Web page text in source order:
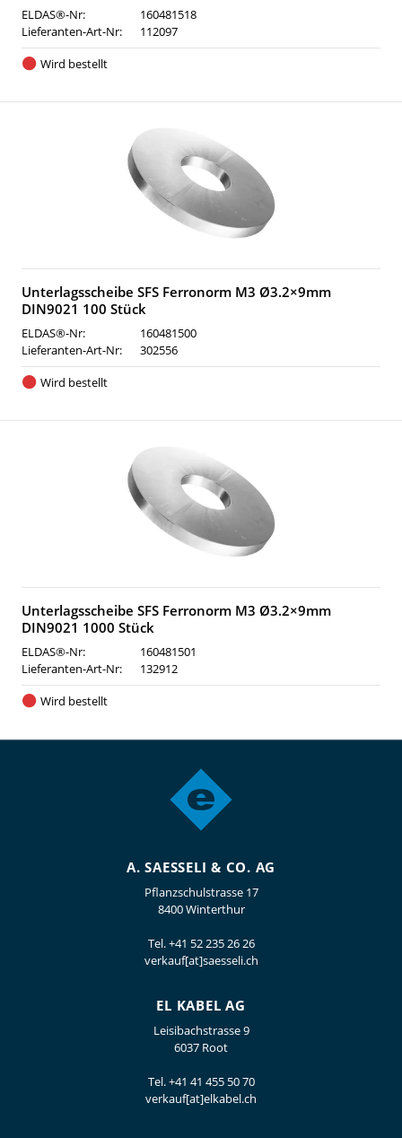
ELDAS®-Nr:
160481518
Lieferanten-Art-Nr:
112097
Wird bestellt
Unterlagsscheibe SFS Ferronorm M3 Ø3.2×9mm
DIN9021 100 Stück
ELDAS®-Nr:
160481500
Lieferanten-Art-Nr:
302556
Wird bestellt
Unterlagsscheibe SFS Ferronorm M3 Ø3.2×9mm
DIN9021 1000 Stück
ELDAS®-Nr:
160481501
Lieferanten-Art-Nr:
132912
Wird bestellt
A. SAESSELI & CO. AG
Pflanzschulstrasse 17
8400 Winterthur
Tel.+41 52 235 26 26
verkauf[at]saesseli.ch
EL KABEL AG
Leisibachstrasse 9
6037 Root
Tel.+41 41 455 50 70
verkauf[at]elkabel.ch